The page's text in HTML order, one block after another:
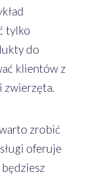
tylko
do
klientów z
zwierzęta.
zrobić
oferuje